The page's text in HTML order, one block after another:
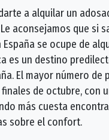
a alquilar un
aconsejamos que si
se ocupe de
es un destino
El mayor número
de octubre, con
más cuesta
sobre el confort.